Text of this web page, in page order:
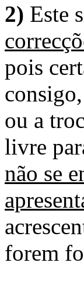
2) Este
pois
ou a
livre
não se
forem